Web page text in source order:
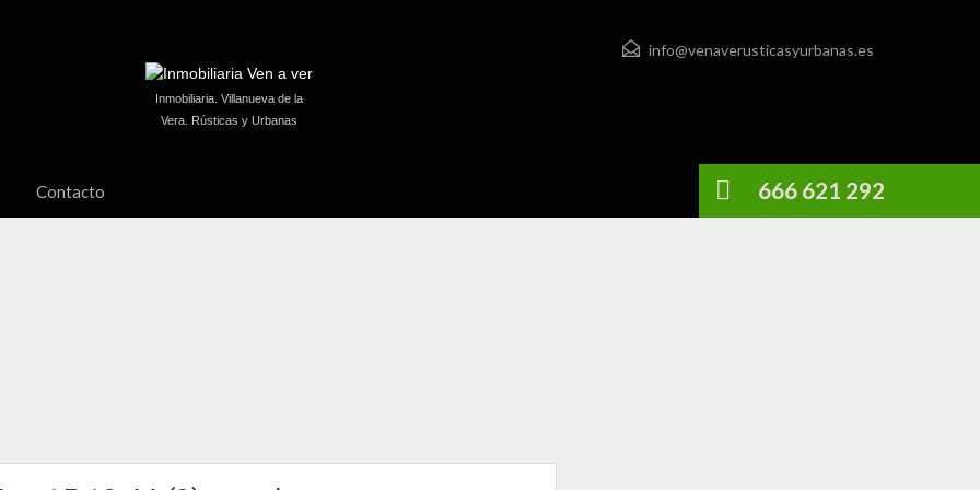
info@venaverusticasyurbanas.es
Inmobiliaria. Villanueva de la
Vera. Rústicas y Urbanas
Contacto 666 621 292